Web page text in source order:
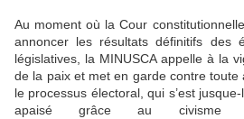
Au moment où la Cour
annoncer les résultats définitifs des
législatives, la MINUSCA appelle à la
de la paix et met en garde contre
le processus électoral, qui s’est
apaisé grâce au civisme